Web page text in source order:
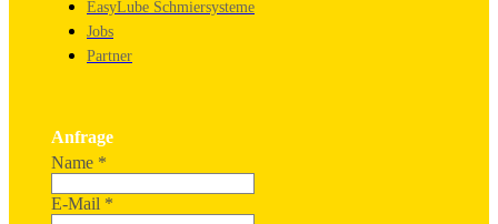
EasyLube Schmiersysteme
Jobs
Partner
Anfrage
Name *
E-Mail *